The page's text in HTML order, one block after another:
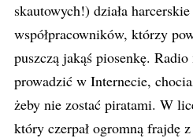
skautowych!) działa
współpracowników, którzy
puszczą jakąś piosenkę.
prowadzić w Internecie,
żeby nie zostać piratami. W
który czerpał ogromną frajdę